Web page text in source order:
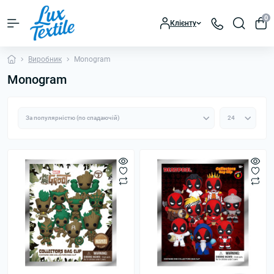
Клієнту
0
Виробник Monogram
Monogram